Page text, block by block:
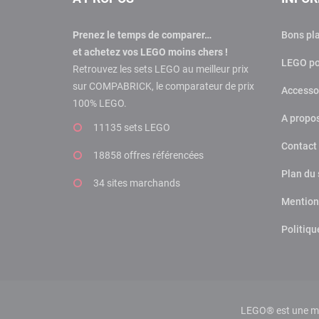
Prenez le temps de comparer…
et achetez vos LEGO moins chers !
Retrouvez les sets LEGO au meilleur prix
sur COMPABRICK, le comparateur de prix
100% LEGO.
11135 sets LEGO
18858 offres référencées
34 sites marchands
Bons
LEGO
A
Contact
Plan du
LEGO® est une